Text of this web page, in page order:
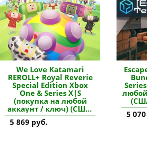
We Love Katamari
REROLL+ Royal Reverie
Special Edition Xbox
One & Series X|S
(покупка на любой
аккаунт / ключ) (США)
купить игру
5 869 руб.
5